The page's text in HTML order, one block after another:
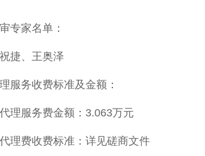
专家名单：
捷、王奥泽
服务收费标准及金额：
理服务费金额：3.063万元
理费收费标准：详见磋商文件